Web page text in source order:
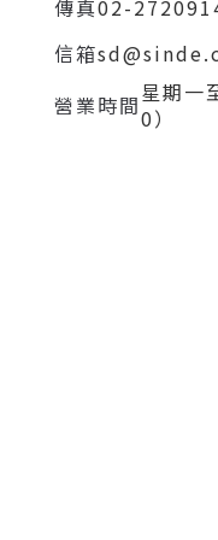
傳真02-
信箱
營業時間星期一
0）